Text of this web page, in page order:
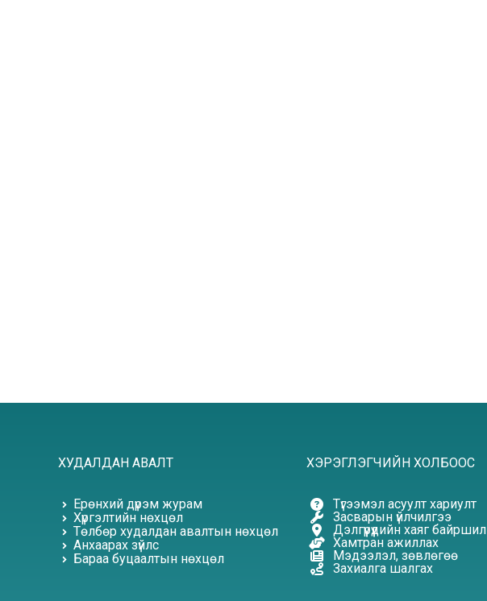
ХУДАЛДАН АВАЛТ
Ерөнхий дүрэм журам
Хүргэлтийн нөхцөл
Төлбөр худалдан авалтын нөхцөл
Анхаарах зүйлс
Бараа буцаалтын нөхцөл
ХЭРЭГЛЭГЧИЙН ХОЛБООС
Түгээмэл асуулт хариулт
Засварын үйлчилгээ
Дэлгүүрүүдийн хаяг байршил
Хамтран ажиллах
Мэдээлэл, зөвлөгөө
Захиалга шалгах